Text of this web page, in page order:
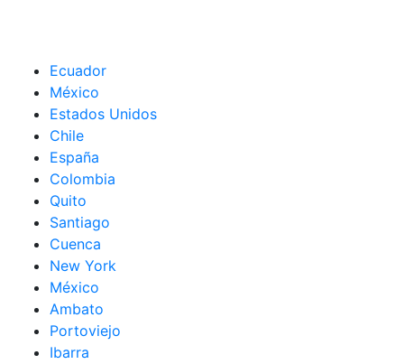
Ecuador
México
Estados Unidos
Chile
España
Colombia
Quito
Santiago
Cuenca
New York
México
Ambato
Portoviejo
Ibarra